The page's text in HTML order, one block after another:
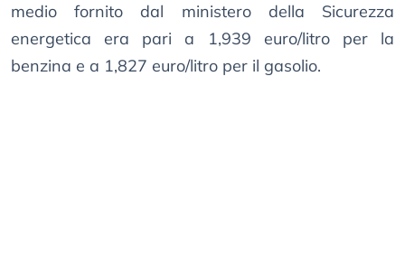
medio fornito dal ministero della Sicurezza
energetica era pari a 1,939 euro/litro per la
benzina e a 1,827 euro/litro per il gasolio.